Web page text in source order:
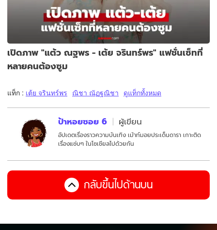
เปิดภาพ "แต้ว ณฐพร - เต้ย จรินทร์พร" แฟชั่นเซ็ทที่
หลายคนต้องซูม
แท็ก : เต้ย จรินทร์พร ณิชา ณัฏฐณิชา ดูแท็กทั้งหมด
ป้าหอยซอย 6 ผู้เขียน
อัปเดตเรื่องราวความบันเทิง เม้าท์มอยประเด็นดารา เกาะติด
เรื่องแซ่บๆ ในโซเชียลไปด้วยกัน
กลับขึ้นไปด้านบน